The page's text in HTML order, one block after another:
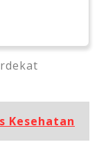
Kesehatan